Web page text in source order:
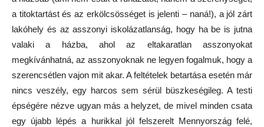
a titoktartást és az erkölcsösséget is jelenti – naná!), a jól zárt
lakóhely és az asszonyi iskolázatlanság, hogy ha be is jutna
valaki a házba, ahol az eltakaratlan asszonyokat
megkívánhatná, az asszonyoknak ne legyen fogalmuk, hogy a
szerencsétlen vajon mit akar. A feltételek betartása esetén már
nincs veszély, egy harcos sem sérül büszkeségileg. A testi
épségére nézve ugyan más a helyzet, de mivel minden csata
egy újabb lépés a hurikkal jól felszerelt Mennyország felé,